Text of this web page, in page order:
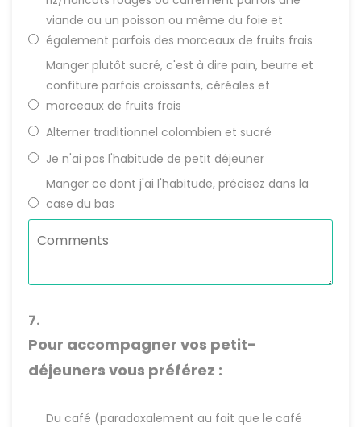
viande ou un poisson ou même du foie et
également parfois des morceaux de fruits frais
Manger plutôt sucré, c'est à dire pain, beurre et
confiture parfois croissants, céréales et
morceaux de fruits frais
Alterner traditionnel colombien et sucré
Je n'ai pas l'habitude de petit déjeuner
Manger ce dont j'ai l'habitude, précisez dans la
case du bas
7.
Pour accompagner vos petit-
déjeuners vous préférez :
Du café (paradoxalement au fait que le café